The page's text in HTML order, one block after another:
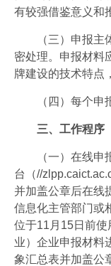
有较强借鉴意义和
（三）申报
密处理。申报材料
牌建设的技术特点
（四）每个申
三、工作程序
（一）在线
台（//
并加盖公章后在线
信息化主管部门或
位于11月15日前
业）企业申报材料
象汇总表并加盖公